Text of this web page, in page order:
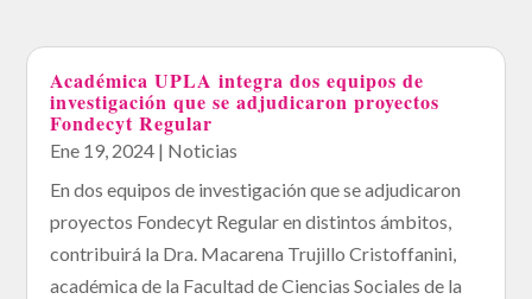
Académica UPLA integra dos equipos de
investigación que se adjudicaron proyectos
Fondecyt Regular
Ene 19, 2024 | Noticias
En dos equipos de investigación que se adjudicaron
proyectos Fondecyt Regular en distintos ámbitos,
contribuirá la Dra. Macarena Trujillo Cristoffanini,
académica de la Facultad de Ciencias Sociales de la